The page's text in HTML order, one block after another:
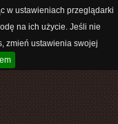
w ustawieniach przeglądarki
na ich użycie. Jeśli nie
zmień ustawienia swojej